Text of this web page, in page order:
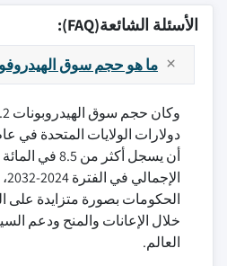
الأسئلة الشائعة(FAQ):
ما هو حجم سوق
أن يسجل أكثر من
الحكومات بصورة متزايدة على
خلال الإعانات والمنح ودعم
العالم.